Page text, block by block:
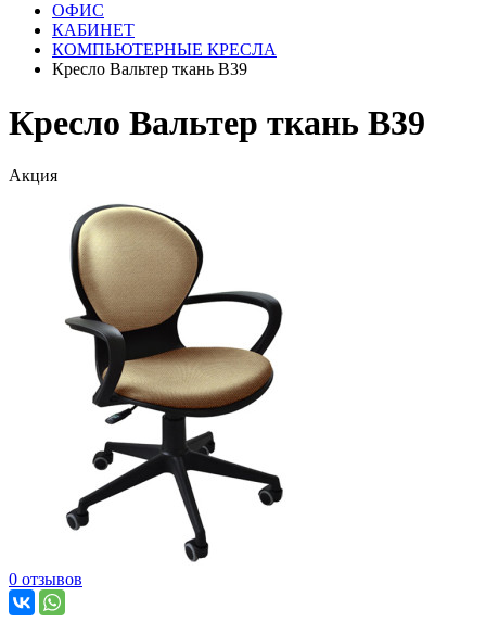
ОФИС
КАБИНЕТ
КОМПЬЮТЕРНЫЕ КРЕСЛА
Кресло Вальтер ткань В39
Кресло Вальтер ткань В39
Акция
0 отзывов